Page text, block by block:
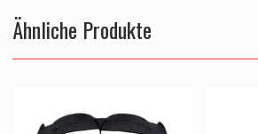
Ähnliche Produkte